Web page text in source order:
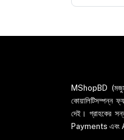
MShopBD
কোয়ালিটিসম্পন্ন
দেই। গ্রাহকের
Payments এবং